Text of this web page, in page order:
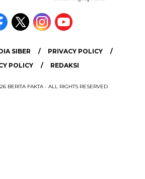
SIBER
PRIVACY POLICY
POLICY
REDAKSI
BERITA FAKTA - ALL RIGHTS RESERVED